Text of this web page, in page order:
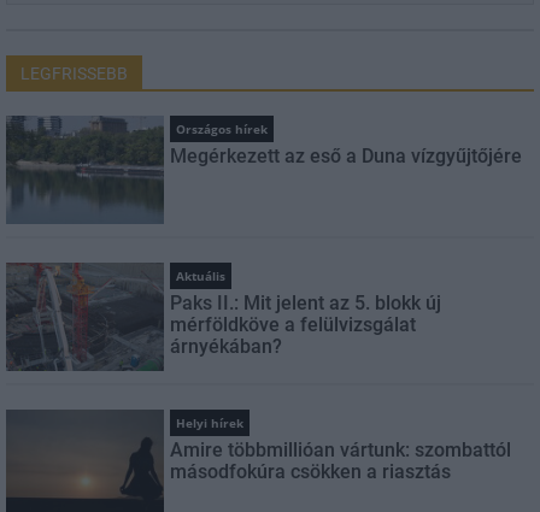
LEGFRISSEBB
Országos hírek
Megérkezett az eső a Duna vízgyűjtőjére
Aktuális
Paks II.: Mit jelent az 5. blokk új
mérföldköve a felülvizsgálat
árnyékában?
Helyi hírek
Amire többmillióan vártunk: szombattól
másodfokúra csökken a riasztás